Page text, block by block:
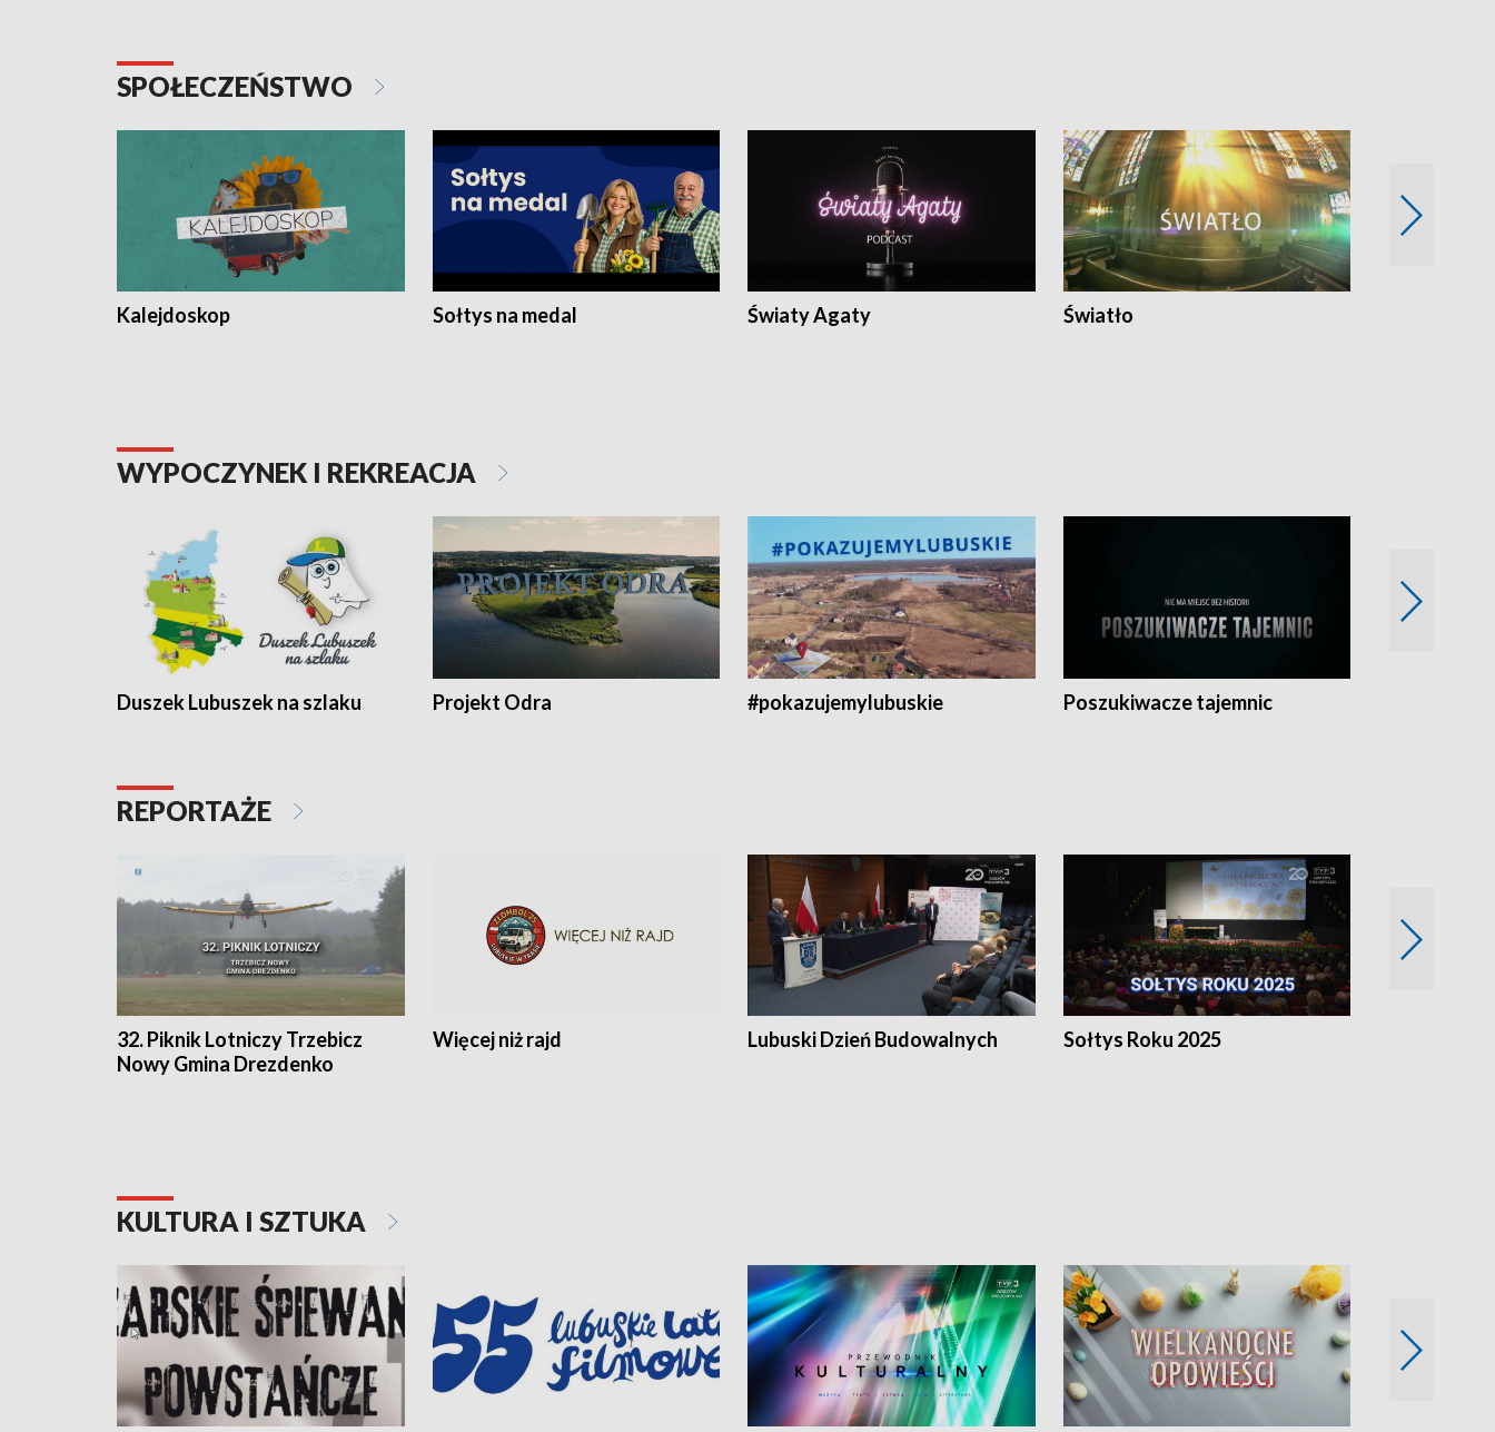
SPOŁECZEŃSTWO
Kalejdoskop Sołtys na medal Światy Agaty Światło
WYPOCZYNEK I REKREACJA
Duszek Lubuszek na szlaku Projekt Odra #pokazujemylubuskie Poszukiwacze tajemnic
REPORTAŻE
32. Piknik Lotniczy Trzebicz
Nowy Gmina Drezdenko
Więcej niż rajd Lubuski Dzień Budowalnych Sołtys Roku 2025
KULTURA I SZTUKA